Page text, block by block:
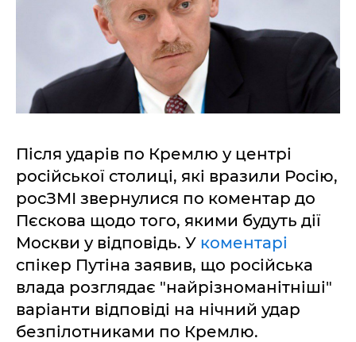
Після ударів по Кремлю у центрі
російської столиці, які вразили Росію,
росЗМІ звернулися по коментар до
Пєскова щодо того, якими будуть дії
Москви у відповідь. У коментарі
спікер Путіна заявив, що російська
влада розглядає "найрізноманітніші"
варіанти відповіді на нічний удар
безпілотниками по Кремлю.